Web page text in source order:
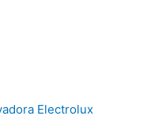
Electrolux